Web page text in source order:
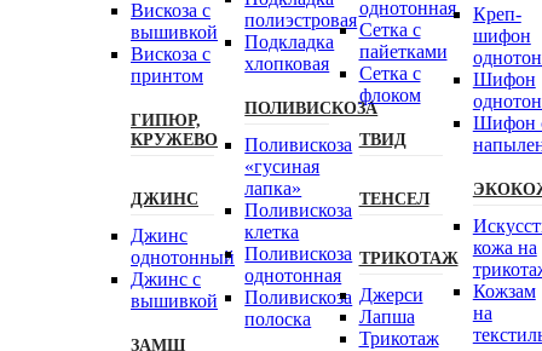
Вискоза с
вышивкой
Вискоза с
принтом
ГИПЮР,
КРУЖЕВО
ДЖИНС
Джинс
однотонный
Джинс с
вышивкой
ЗАМШ
полиэстровая
Подкладка
хлопковая
ПОЛИВИСКОЗА
Поливискоза
«гусиная
лапка»
Поливискоза
клетка
Поливискоза
однотонная
Поливискоза
полоска
однотонная
Сетка с
пайетками
Сетка с
флоком
ТВИД
ТЕНСЕЛ
ТРИКОТАЖ
Джерси
Лапша
Трикотаж
Креп-
шифон
Шифон
Шифон
кожа на
Кожзам
на